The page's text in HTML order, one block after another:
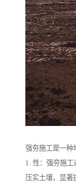
强夯施工是一种
1. 性：强夯施
压实土壤，显著